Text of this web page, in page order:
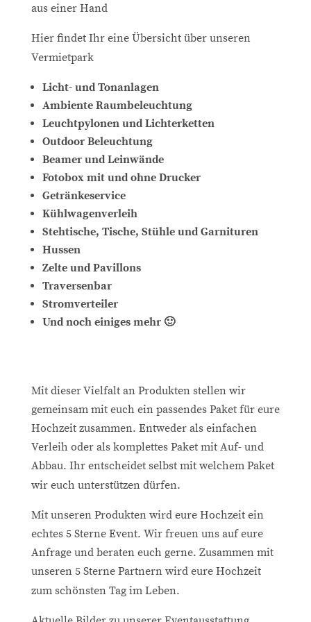
aus einer Hand
Hier findet Ihr eine Übersicht über unseren
Vermietpark
Licht- und Tonanlagen
Ambiente Raumbeleuchtung
Leuchtpylonen und Lichterketten
Outdoor Beleuchtung
Beamer und Leinwände
Fotobox mit und ohne Drucker
Getränkeservice
Kühlwagenverleih
Stehtische, Tische, Stühle und Garnituren
Hussen
Zelte und Pavillons
Traversenbar
Stromverteiler
Und noch einiges mehr 🙂
Mit dieser Vielfalt an Produkten stellen wir
gemeinsam mit euch ein passendes Paket für eure
Hochzeit zusammen. Entweder als einfachen
Verleih oder als komplettes Paket mit Auf- und
Abbau. Ihr entscheidet selbst mit welchem Paket
wir euch unterstützen dürfen.
Mit unseren Produkten wird eure Hochzeit ein
echtes 5 Sterne Event. Wir freuen uns auf eure
Anfrage und beraten euch gerne. Zusammen mit
unseren 5 Sterne Partnern wird eure Hochzeit
zum schönsten Tag im Leben.